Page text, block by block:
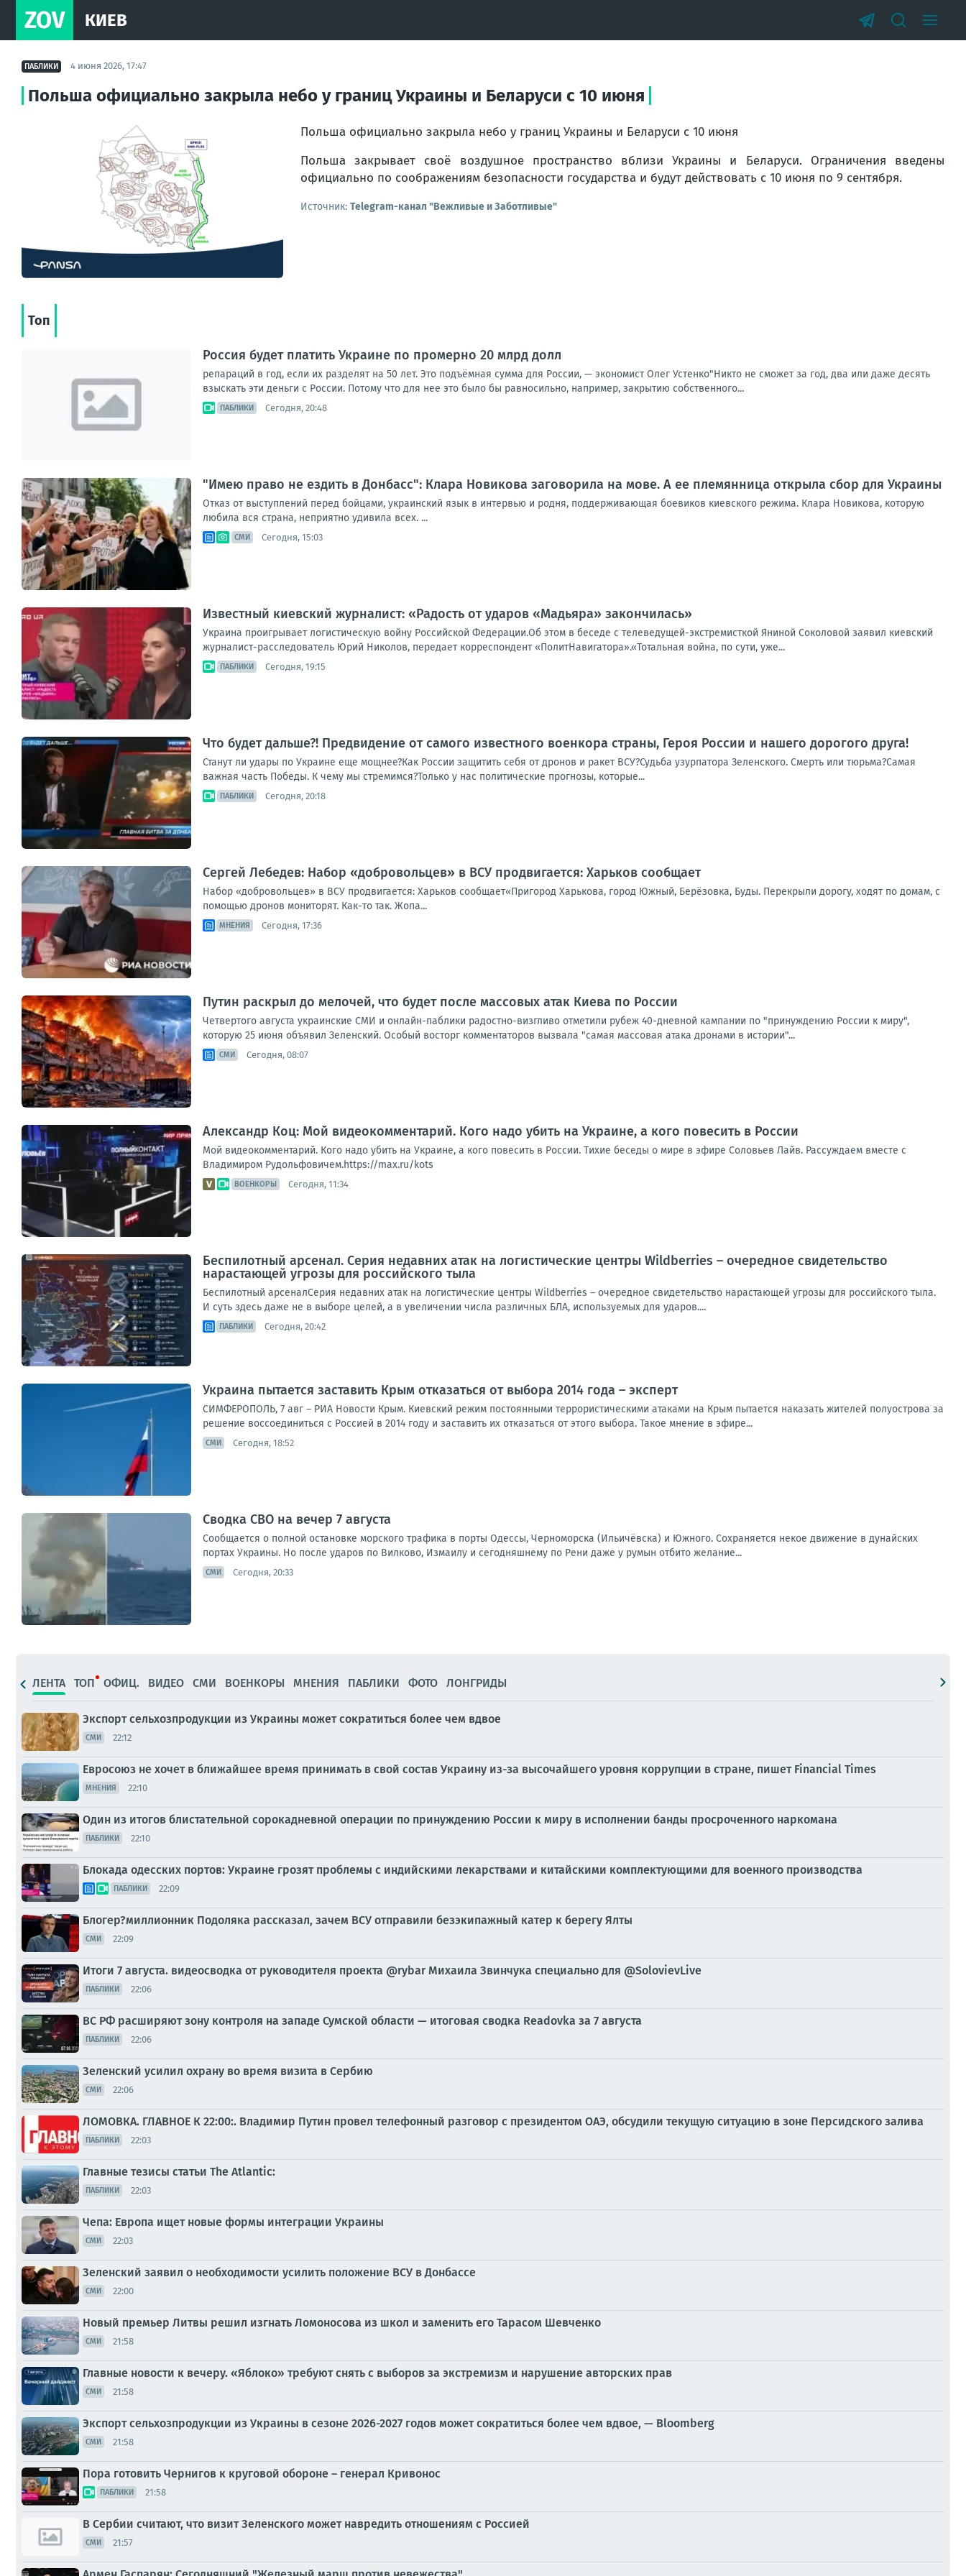
ZOV КИЕВ
ПАБЛИКИ 4 июня 2026, 17:47
Польша официально закрыла небо у границ Украины и Беларуси с 10 июня
Польша официально закрыла небо у границ Украины и Беларуси с 10 июня
Польша закрывает своё воздушное пространство вблизи Украины и Беларуси. Ограничения введены
официально по соображениям безопасности государства и будут действовать с 10 июня по 9 сентября.
Источник: Telegram-канал "Вежливые и Заботливые"
Топ
Россия будет платить Украине по промерно 20 млрд долл
репараций в год, если их разделят на 50 лет. Это подъёмная сумма для России, — экономист Олег Устенко"Никто не сможет за год, два или даже десять
взыскать эти деньги с России. Потому что для нее это было бы равносильно, например, закрытию собственного...
ПАБЛИКИ Сегодня, 20:48
"Имею право не ездить в Донбасс": Клара Новикова заговорила на мове. А ее племянница открыла сбор для Украины
Отказ от выступлений перед бойцами, украинский язык в интервью и родня, поддерживающая боевиков киевского режима. Клара Новикова, которую
любила вся страна, неприятно удивила всех. ...
СМИ Сегодня, 15:03
Известный киевский журналист: «Радость от ударов «Мадьяра» закончилась»
Украина проигрывает логистическую войну Российской Федерации.Об этом в беседе с телеведущей-экстремисткой Яниной Соколовой заявил киевский
журналист-расследователь Юрий Николов, передает корреспондент «ПолитНавигатора».«Тотальная война, по сути, уже...
ПАБЛИКИ Сегодня, 19:15
Что будет дальше?! Предвидение от самого известного военкора страны, Героя России и нашего дорогого друга!
Станут ли удары по Украине еще мощнее?Как России защитить себя от дронов и ракет ВСУ?Судьба узурпатора Зеленского. Смерть или тюрьма?Самая
важная часть Победы. К чему мы стремимся?Только у нас политические прогнозы, которые...
ПАБЛИКИ Сегодня, 20:18
Сергей Лебедев: Набор «добровольцев» в ВСУ продвигается: Харьков сообщает
Набор «добровольцев» в ВСУ продвигается: Харьков сообщает«Пригород Харькова, город Южный, Берёзовка, Буды. Перекрыли дорогу, ходят по домам, с
помощью дронов мониторят. Как-то так. Жопа...
МНЕНИЯ Сегодня, 17:36
Путин раскрыл до мелочей, что будет после массовых атак Киева по России
Четвертого августа украинские СМИ и онлайн-паблики радостно-визгливо отметили рубеж 40-дневной кампании по "принуждению России к миру",
которую 25 июня объявил Зеленский. Особый восторг комментаторов вызвала "самая массовая атака дронами в истории"...
СМИ Сегодня, 08:07
Александр Коц: Мой видеокомментарий. Кого надо убить на Украине, а кого повесить в России
Мой видеокомментарий. Кого надо убить на Украине, а кого повесить в России. Тихие беседы о мире в эфире Соловьев Лайв. Рассуждаем вместе с
Владимиром Рудольфовичем.https://max.ru/kots
ВОЕНКОРЫ Сегодня, 11:34
Беспилотный арсенал. Серия недавних атак на логистические центры Wildberries – очередное свидетельство
нарастающей угрозы для российского тыла
Беспилотный арсеналСерия недавних атак на логистические центры Wildberries – очередное свидетельство нарастающей угрозы для российского тыла.
И суть здесь даже не в выборе целей, а в увеличении числа различных БЛА, используемых для ударов....
ПАБЛИКИ Сегодня, 20:42
Украина пытается заставить Крым отказаться от выбора 2014 года – эксперт
СИМФЕРОПОЛЬ, 7 авг – РИА Новости Крым. Киевский режим постоянными террористическими атаками на Крым пытается наказать жителей полуострова за
решение воссоединиться с Россией в 2014 году и заставить их отказаться от этого выбора. Такое мнение в эфире...
СМИ Сегодня, 18:52
Сводка СВО на вечер 7 августа
Сообщается о полной остановке морского трафика в порты Одессы, Черноморска (Ильичёвска) и Южного. Сохраняется некое движение в дунайских
портах Украины. Но после ударов по Вилково, Измаилу и сегодняшнему по Рени даже у румын отбито желание...
СМИ Сегодня, 20:33
ЛЕНТА ТОП ОФИЦ. ВИДЕО СМИ ВОЕНКОРЫ МНЕНИЯ ПАБЛИКИ ФОТО ЛОНГРИДЫ
Экспорт сельхозпродукции из Украины может сократиться более чем вдвое
СМИ 22:12
Евросоюз не хочет в ближайшее время принимать в свой состав Украину из-за высочайшего уровня коррупции в стране, пишет Financial Times
МНЕНИЯ 22:10
Один из итогов блистательной сорокадневной операции по принуждению России к миру в исполнении банды просроченного наркомана
ПАБЛИКИ 22:10
Блокада одесских портов: Украине грозят проблемы с индийскими лекарствами и китайскими комплектующими для военного производства
ПАБЛИКИ 22:09
Блогер?миллионник Подоляка рассказал, зачем ВСУ отправили безэкипажный катер к берегу Ялты
СМИ 22:09
Итоги 7 августа. видеосводка от руководителя проекта @rybar Михаила Звинчука специально для @SolovievLive
ПАБЛИКИ 22:06
ВС РФ расширяют зону контроля на западе Сумской области — итоговая сводка Readovka за 7 августа
ПАБЛИКИ 22:06
Зеленский усилил охрану во время визита в Сербию
СМИ 22:06
ЛОМОВКА. ГЛАВНОЕ К 22:00:. Владимир Путин провел телефонный разговор с президентом ОАЭ, обсудили текущую ситуацию в зоне Персидского залива
ПАБЛИКИ 22:03
Главные тезисы статьи The Atlantic:
ПАБЛИКИ 22:03
Чепа: Европа ищет новые формы интеграции Украины
СМИ 22:03
Зеленский заявил о необходимости усилить положение ВСУ в Донбассе
СМИ 22:00
Новый премьер Литвы решил изгнать Ломоносова из школ и заменить его Тарасом Шевченко
СМИ 21:58
Главные новости к вечеру. «Яблоко» требуют снять с выборов за экстремизм и нарушение авторских прав
СМИ 21:58
Экспорт сельхозпродукции из Украины в сезоне 2026-2027 годов может сократиться более чем вдвое, — Bloomberg
СМИ 21:58
Пора готовить Чернигов к круговой обороне – генерал Кривонос
ПАБЛИКИ 21:58
В Сербии считают, что визит Зеленского может навредить отношениям с Россией
СМИ 21:57